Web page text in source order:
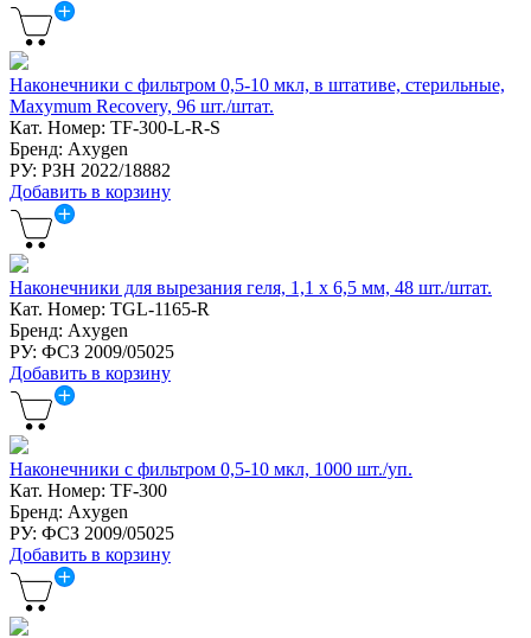
Наконечники с фильтром 0,5-10 мкл, в штативе, стерильные,
Maxymum Recovery, 96 шт./штат.
Кат. Номер: TF-300-L-R-S
Бренд: Axygen
РУ: РЗН 2022/18882
Добавить в корзину
Наконечники для вырезания геля, 1,1 x 6,5 мм, 48 шт./штат.
Кат. Номер: TGL-1165-R
Бренд: Axygen
РУ: ФСЗ 2009/05025
Добавить в корзину
Наконечники с фильтром 0,5-10 мкл, 1000 шт./уп.
Кат. Номер: TF-300
Бренд: Axygen
РУ: ФСЗ 2009/05025
Добавить в корзину